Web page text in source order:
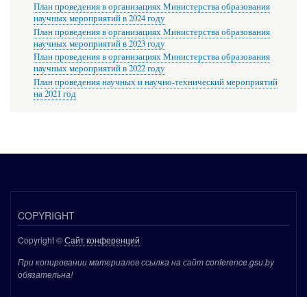
План проведения в организациях Министерства образования
научных мероприятий в 2024 году
План проведения в организациях Министерства образования
научных мероприятий в 2023 году
План проведения в организациях Министерства образования
научных мероприятий в 2022 году
План проведения научных и научно-технический мероприятий
на 2021 год
COPYRIGHT
Copyright ©Сайт конференций
При копировании материалов ссылка на сайт conference.gsu.by
обязательна!